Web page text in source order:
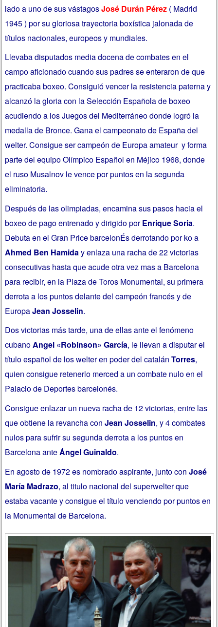
lado a uno de sus vástagosJosé Durán Pérez ( Madrid
1945 ) por su gloriosa trayectoria boxística jalonada de
títulos nacionales, europeos y mundiales.
Llevaba disputados media docena de combates en el
campo aficionado cuando sus padres se enteraron de que
practicaba boxeo. Consiguió vencer la resistencia paterna y
alcanzó la gloria con la Selección Española de boxeo
acudiendo a los Juegos del Mediterráneo donde logró la
medalla de Bronce. Gana el campeonato de España del
welter. Consigue ser campeón de Europa amateur y forma
parte del equipo Olímpico Español en Méjico 1968, donde
el ruso Musalnov le vence por puntos en la segunda
eliminatoria.
Después de las olimpiadas, encamina sus pasos hacia el
boxeo de pago entrenado y dirigido porEnrique Soria.
Debuta en el Gran Price barcelonÉs derrotando por ko a
Ahmed Ben Hamiday enlaza una racha de 22 victorias
consecutivas hasta que acude otra vez mas a Barcelona
para recibir, en la Plaza de Toros Monumental, su primera
derrota a los puntos delante del campeón francés y de
EuropaJean Josselin.
Dos victorias más tarde, una de ellas ante el fenómeno
cubanoAngel «Robinson» García, le llevan a disputar el
título español de los welter en poder del catalánTorres,
quien consigue retenerlo merced a un combate nulo en el
Palacio de Deportes barcelonés.
Consigue enlazar un nueva racha de 12 victorias, entre las
que obtiene la revancha conJean Josselin, y 4 combates
nulos para sufrir su segunda derrota a los puntos en
Barcelona anteÁngel Guinaldo.
En agosto de 1972 es nombrado aspirante, junto conJosé
María Madrazo, al titulo nacional del superwelter que
estaba vacante y consigue el título venciendo por puntos en
la Monumental de Barcelona.